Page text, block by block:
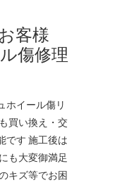
客様
傷修理
ホイール傷リ
買い換え・交
です 施工後は
も大変御満足
キズ等でお困